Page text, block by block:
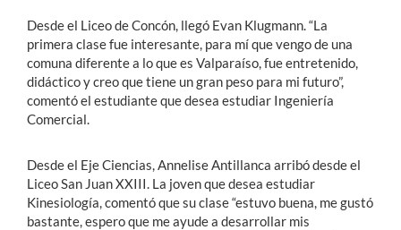
Desde el Liceo de Concón, llegó Evan Klugmann. “La
primera clase fue interesante, para mí que vengo de una
comuna diferente a lo que es Valparaíso, fue entretenido,
didáctico y creo que tiene un gran peso para mi futuro”,
comentó el estudiante que desea estudiar Ingeniería
Comercial.
Desde el Eje Ciencias, Annelise Antillanca arribó desde el
Liceo San Juan XXIII. La joven que desea estudiar
Kinesiología, comentó que su clase “estuvo buena, me gustó
bastante, espero que me ayude a desarrollar mis